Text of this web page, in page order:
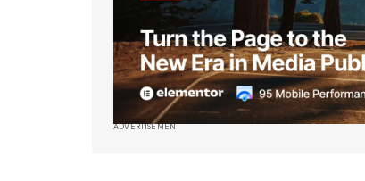
ADVERTISEMENT